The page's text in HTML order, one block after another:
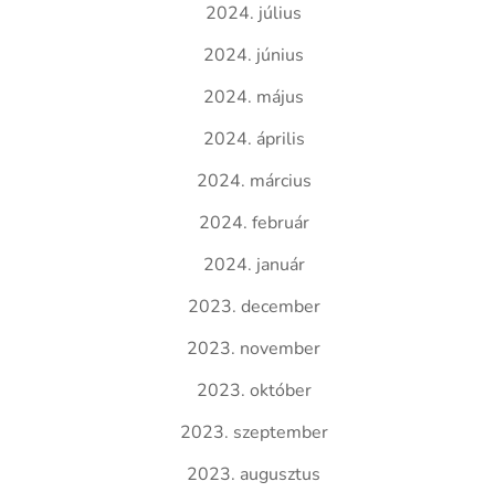
2024. július
2024. június
2024. május
2024. április
2024. március
2024. február
2024. január
2023. december
2023. november
2023. október
2023. szeptember
2023. augusztus